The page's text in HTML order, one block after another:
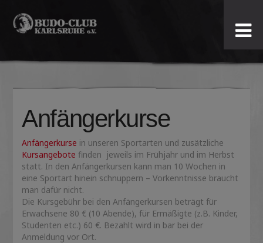
Budo-
Club
Karlsruhe
e.V.
Anfängerkurse
Anfängerkurse in unseren Sportarten und zusätzliche
Kursangebote finden jeweils im Frühjahr und im Herbst
statt. In den Anfängerkursen kann man 10 Wochen in
eine Sportart hinein schnuppern – Vorkenntnisse braucht
man dafür nicht.
Die Kursgebühr bei den Anfängerkursen beträgt für
Erwachsene 80 € (10 Abende), für Ermäßigte (z.B. Kinder,
Studenten etc.) 60 €. Bezahlt wird in bar bei der
Anmeldung vor Ort.